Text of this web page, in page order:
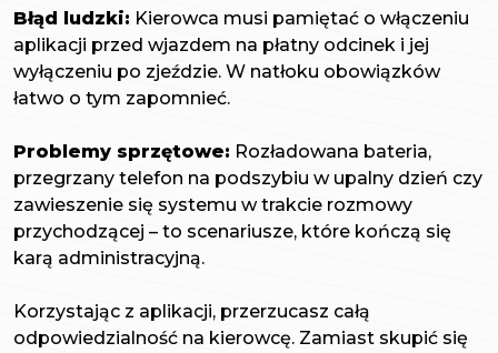
Błąd ludzki: Kierowca musi pamiętać o włączeniu
aplikacji przed wjazdem na płatny odcinek i jej
wyłączeniu po zjeździe. W natłoku obowiązków
łatwo o tym zapomnieć.
Problemy sprzętowe: Rozładowana bateria,
przegrzany telefon na podszybiu w upalny dzień czy
zawieszenie się systemu w trakcie rozmowy
przychodzącej – to scenariusze, które kończą się
karą administracyjną.
Korzystając z aplikacji, przerzucasz całą
odpowiedzialność na kierowcę. Zamiast skupić się